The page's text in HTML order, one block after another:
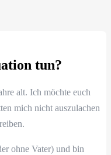
tun?
alt. Ich möchte euch
mich nicht auszulachen
ohne Vater) und bin